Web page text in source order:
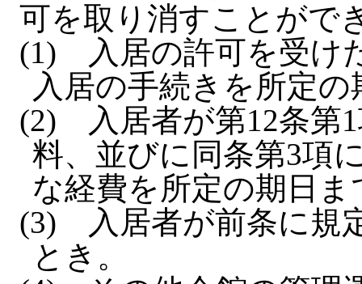
可を取り消すことがで
(1)
入居の許可を受け
入居の手続きを所定
(2)
入居者が第12条第
料、並びに同条第3項
な経費を所定の期日
(3)
入居者が前条に規
とき。